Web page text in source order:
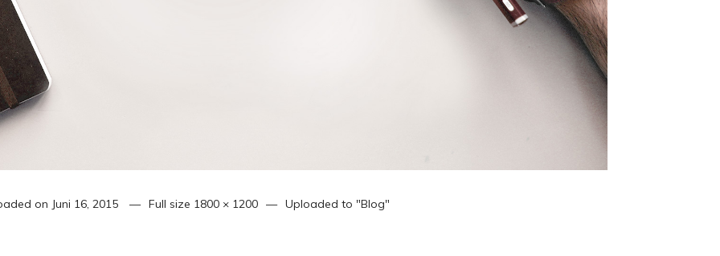
on Juni 16, 2015 Full size 1800 × 1200 Uploaded to "Blog"